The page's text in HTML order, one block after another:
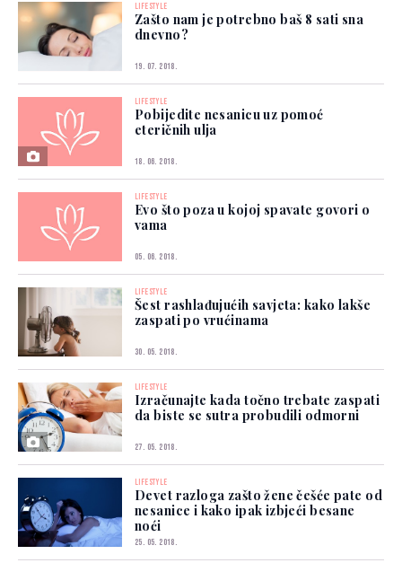
LIFESTYLE
Zašto nam je potrebno baš 8 sati sna
dnevno?
19. 07. 2018.
LIFESTYLE
Pobijedite nesanicu uz pomoć
eteričnih ulja
18. 06. 2018.
LIFESTYLE
Evo što poza u kojoj spavate govori o
vama
05. 06. 2018.
LIFESTYLE
Šest rashlađujućih savjeta: kako lakše
zaspati po vrućinama
30. 05. 2018.
LIFESTYLE
Izračunajte kada točno trebate zaspati
da biste se sutra probudili odmorni
27. 05. 2018.
LIFESTYLE
Devet razloga zašto žene češće pate od
nesanice i kako ipak izbjeći besane
noći
25. 05. 2018.